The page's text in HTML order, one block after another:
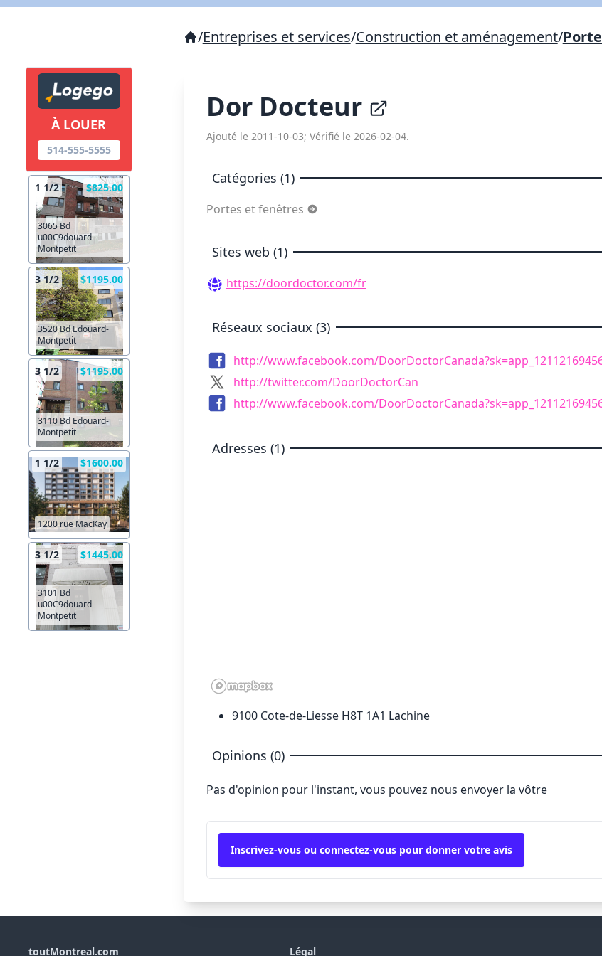
À LOUER
514-555-5555
1 1/2 $825.00
3065 Bd
u00C9douard-
Montpetit
3 1/2 $1195.00
3520 Bd Edouard-
Montpetit
3 1/2 $1195.00
3110 Bd Edouard-
Montpetit
1 1/2 $1600.00
1200 rue MacKay
3 1/2 $1445.00
3101 Bd
u00C9douard-
Montpetit
/Entreprises et services/Construction et aménagement/
Dor Docteur
Ajouté le 2011-10-03; Vérifié le 2026-02-04.
Catégories (1)
Portes et fenêtres
Sites web (1)
https://doordoctor.com/fr
Réseaux sociaux (3)
http://www.facebook.com/
http://twitter.com/DoorDoctorCan
http://www.facebook.com/
Adresses (1)
9100 Cote-de-Liesse H8T 1A1 Lachine
Opinions (0)
Pas d'opinion pour l'instant, vous pouvez nous envoyer la vôtre
Inscrivez-vous ou connectez-vous pour donner votre avis
toutMontreal.com Légal
X Fermer